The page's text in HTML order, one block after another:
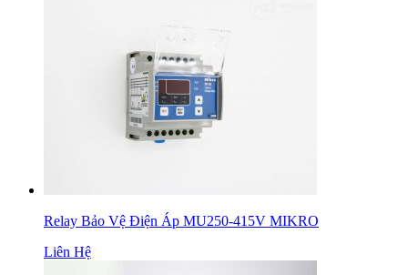
Relay Bảo Vệ Điện Áp MU250-415V MIKRO
Liên Hệ